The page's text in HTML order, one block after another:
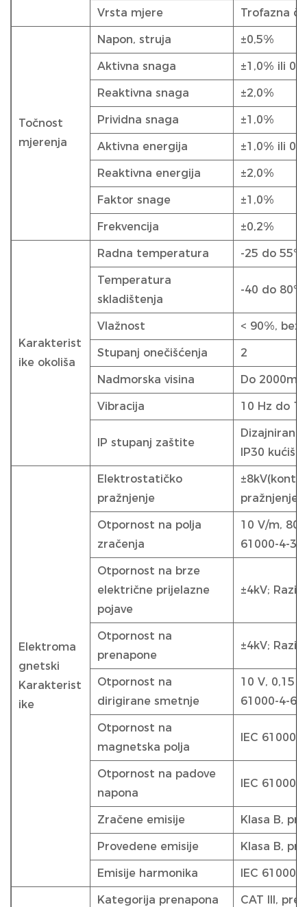
Vrsta mjere Trofazna
Točnost
mjerenja
Napon, struja ±0,5%
Aktivna snaga ±1,0% ili
Reaktivna snaga ±2,0%
Prividna snaga ±1,0%
Aktivna energija ±1,0% ili
Reaktivna energija ±2,0%
Faktor snage ±1,0%
Frekvencija ±0,2%
Karakterist
ike okoliša
Radna temperatura -25 do 55ºC
Temperatura
skladištenja
-40 do 80ºC
Vlažnost < 90%, bez
Stupanj onečišćenja 2
Nadmorska visina Do 2000m
Vibracija 10 Hz do
IP stupanj zaštite
Dizajnirano
IP30
Elektroma
gnetski
Karakterist
ike
Elektrostatičko
pražnjenje
Otpornost na polja
zračenja
10 V/m, 80
61000-4-3
Otpornost na brze
električne prijelazne
pojave
±4kV;
Otpornost na
prenapone
±4kV;
Otpornost na
dirigirane smetnje
10 V, 0,15 -
61000-4-6
Otpornost na
magnetska polja
IEC 61000-
Otpornost na padove
napona
IEC 61000-
Zračene emisije Klasa B,
Provedene emisije Klasa B,
Emisije harmonika IEC 61000-
Kategorija prenapona CAT III,